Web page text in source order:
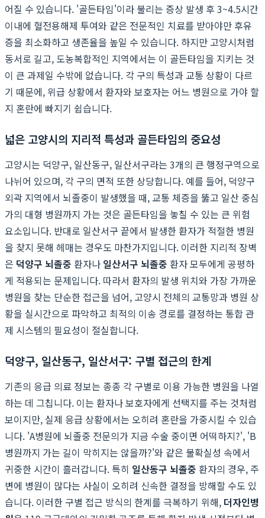
어질 수 있습니다. '골든타임'이라 불리는 증상 발생 후 3~4.5시간
이내에 혈전용해제 투여와 같은 전문적인 치료를 받아야만 후유
증을 최소화하고 생존율을 높일 수 있습니다. 하지만 고양시처럼
동서로 길고, 도농복합적인 지역에서는 이 골든타임을 지키는 것
이 큰 과제일 수밖에 없습니다. 각 구의 특성과 교통 상황이 다르
기 때문에, 위급 상황에서 환자와 보호자는 어느 병원으로 가야 할
지 혼란에 빠지기 쉽습니다.
넓은 고양시의 지리적 특성과 골든타임의 중요성
고양시는 덕양구, 일산동구, 일산서구라는 3개의 큰 행정구역으로
나뉘어 있으며, 각 구의 면적 또한 상당합니다. 예를 들어, 덕양구
외곽 지역에서 뇌졸중이 발생했을 때, 교통 체증을 뚫고 일산 중심
가의 대형 병원까지 가는 것은 골든타임을 놓칠 수 있는 큰 위험
요소입니다. 반대로 일산서구 끝에서 발생한 환자가 적절한 병원
을 찾지 못해 헤매는 경우도 마찬가지입니다. 이러한 지리적 장벽
은 덕양구 뇌졸중 환자나 일산서구 뇌졸중 환자 모두에게 공평하
게 적용되는 문제입니다. 따라서 환자의 발생 위치와 가장 가까운
병원을 찾는 단순한 접근을 넘어, 고양시 전체의 교통망과 병원 상
황을 실시간으로 파악하고 최적의 이송 경로를 결정하는 통합 관
제 시스템의 필요성이 절실합니다.
덕양구, 일산동구, 일산서구: 구별 접근의 한계
기존의 응급 의료 정보는 종종 각 구별로 이용 가능한 병원을 나열
하는 데 그칩니다. 이는 환자나 보호자에게 선택지를 주는 것처럼
보이지만, 실제 응급 상황에서는 오히려 혼란을 가중시킬 수 있습
니다. 'A병원에 뇌졸중 전문의가 지금 수술 중이면 어떡하지?', 'B
병원까지 가는 길이 막히지는 않을까?'와 같은 불확실성 속에서
귀중한 시간이 흘러갑니다. 특히 일산동구 뇌졸중 환자의 경우, 주
변에 병원이 많다는 사실이 오히려 신속한 결정을 방해할 수도 있
습니다. 이러한 구별 접근 방식의 한계를 극복하기 위해, 더자인병